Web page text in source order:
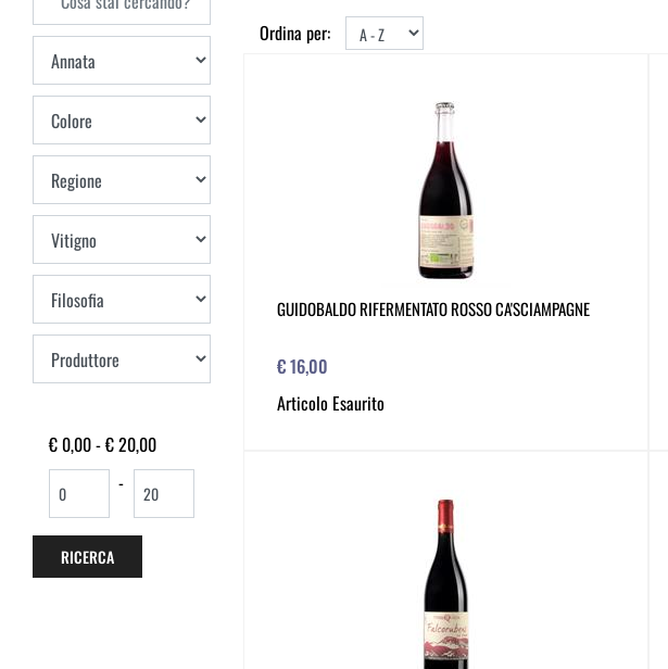
€ 0,00 - € 20,00
-
Ordina per:
GUIDOBALDO RIFERMENTATO ROSSO CA'SCIAMPAGNE
€ 16,00
Articolo Esaurito